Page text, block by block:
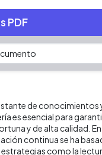
PDF
de conocimientos
es esencial para
y de alta calidad.
continua se ha
como la